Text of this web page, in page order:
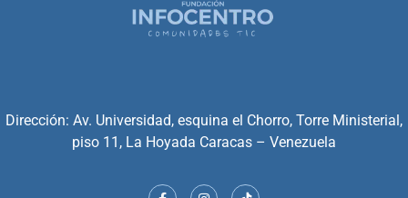
Dirección: Av. Universidad, esquina el Chorro, Torre Ministerial,
piso 11, La Hoyada Caracas – Venezuela